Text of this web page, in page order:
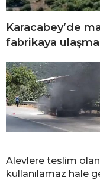
Karacabey’de
fabrikaya
Alevlere teslim
kullanılamaz hale